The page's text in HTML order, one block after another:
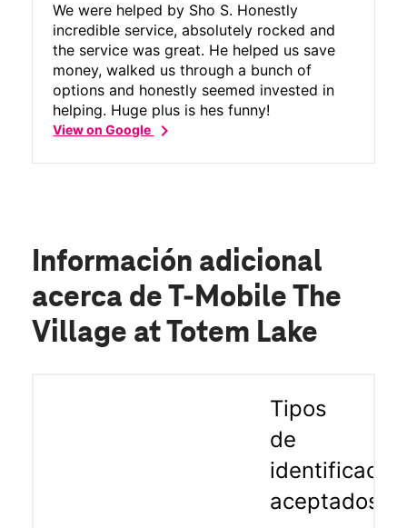
We were helped by Sho S. Honestly
incredible service, absolutely rocked and
the service was great. He helped us save
money, walked us through a bunch of
options and honestly seemed invested in
helping. Huge plus is hes funny!
View on Googlechevron_right
Información adicional
acerca de T-Mobile The
Village at Totem Lake
Tipos
de
aceptados